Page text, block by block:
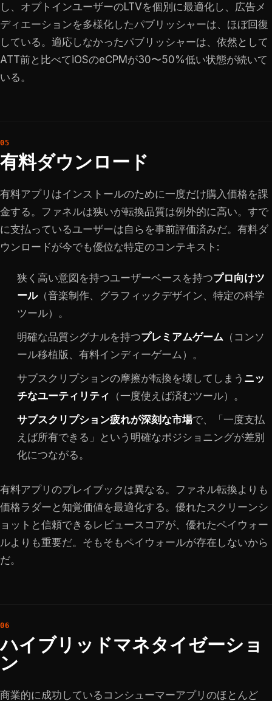
し、オプトインユーザーのLTVを個別に最適化し、広告メ
ディエーションを多様化したパブリッシャーは、ほぼ回復
している。適応しなかったパブリッシャーは、依然として
ATT前と比べてiOSのeCPMが30〜50%低い状態が続いて
いる。
有料ダウンロード
有料アプリはインストールのために一度だけ購入価格を課
金する。ファネルは狭いが転換品質は例外的に高い。すで
に支払っているユーザーは自らを事前評価済みだ。有料ダ
ウンロードが今でも優位な特定のコンテキスト:
狭く高い意図を持つユーザーベースを持つプロ向けツ
ール（音楽制作、グラフィックデザイン、特定の科学
ツール）。
明確な品質シグナルを持つプレミアムゲーム （コンソ
ール移植版、有料インディーゲーム）。
サブスクリプションの摩擦が転換を壊してしまう ニッ
チなユーティリティ （一度使えば済むツール）。
サブスクリプション疲れが深刻な市場で、「一度支払
えば所有できる」という明確なポジショニングが差別
化につながる。
有料アプリのプレイブックは異なる。ファネル転換よりも
価格ラダーと知覚価値を最適化する。優れたスクリーンシ
ョットと信頼できるレビュースコアが、優れたペイウォー
ルよりも重要だ。そもそもペイウォールが存在しないから
だ。
ハイブリッドマネタイゼーショ
ン
商業的に成功しているコンシューマーアプリのほとんど